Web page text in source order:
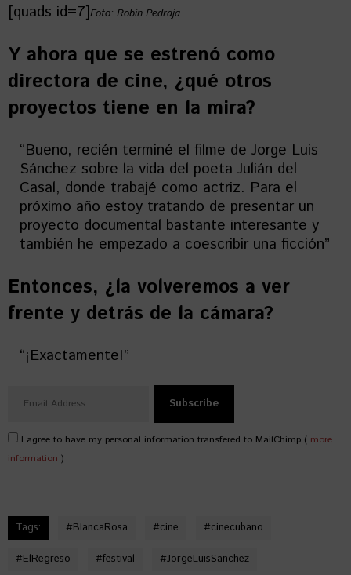
[quads id=7]Foto: Robin Pedraja
Y ahora que se estrenó como
directora de cine, ¿qué otros
proyectos tiene en la mira?
“Bueno, recién terminé el filme de Jorge Luis
Sánchez sobre la vida del poeta Julián del
Casal, donde trabajé como actriz. Para el
próximo año estoy tratando de presentar un
proyecto documental bastante interesante y
también he empezado a coescribir una ficción”
Entonces, ¿la volveremos a ver
frente y detrás de la cámara?
“¡Exactamente!”
I agree to have my personal information transfered to MailChimp ( more
information )
Tags: #BlancaRosa #cine #cinecubano
#ElRegreso #festival #JorgeLuisSanchez